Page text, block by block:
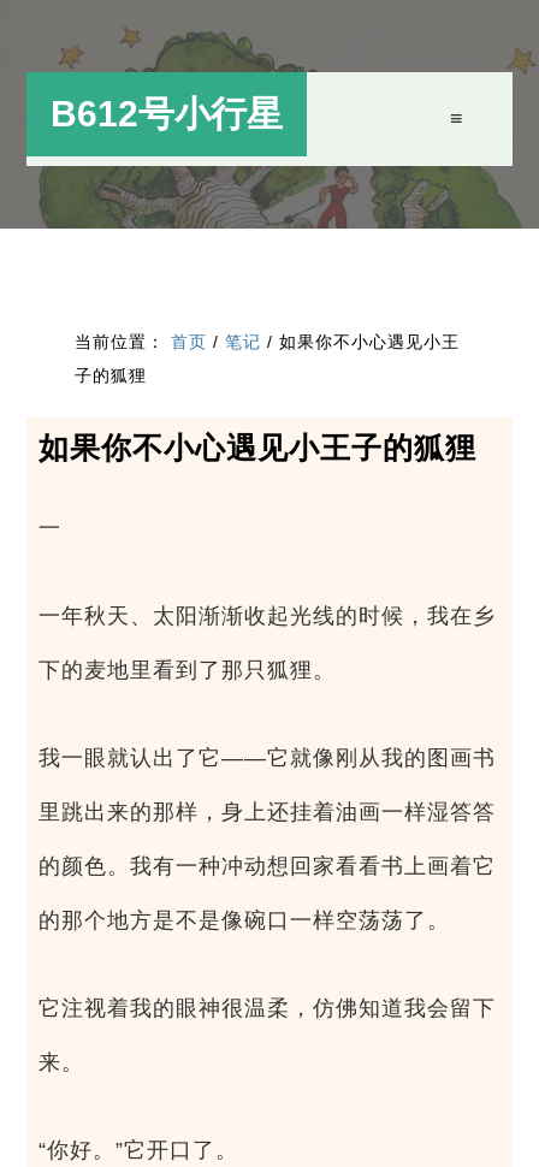
B612号小行星
当前位置：首页 / 笔记 / 如果你不小心遇见小王
子的狐狸
如果你不小心遇见小王子的狐狸
一
一年秋天、太阳渐渐收起光线的时候，我在乡
下的麦地里看到了那只狐狸。
我一眼就认出了它——它就像刚从我的图画书
里跳出来的那样，身上还挂着油画一样湿答答
的颜色。我有一种冲动想回家看看书上画着它
的那个地方是不是像碗口一样空荡荡了。
它注视着我的眼神很温柔，仿佛知道我会留下
来。
“你好。”它开口了。